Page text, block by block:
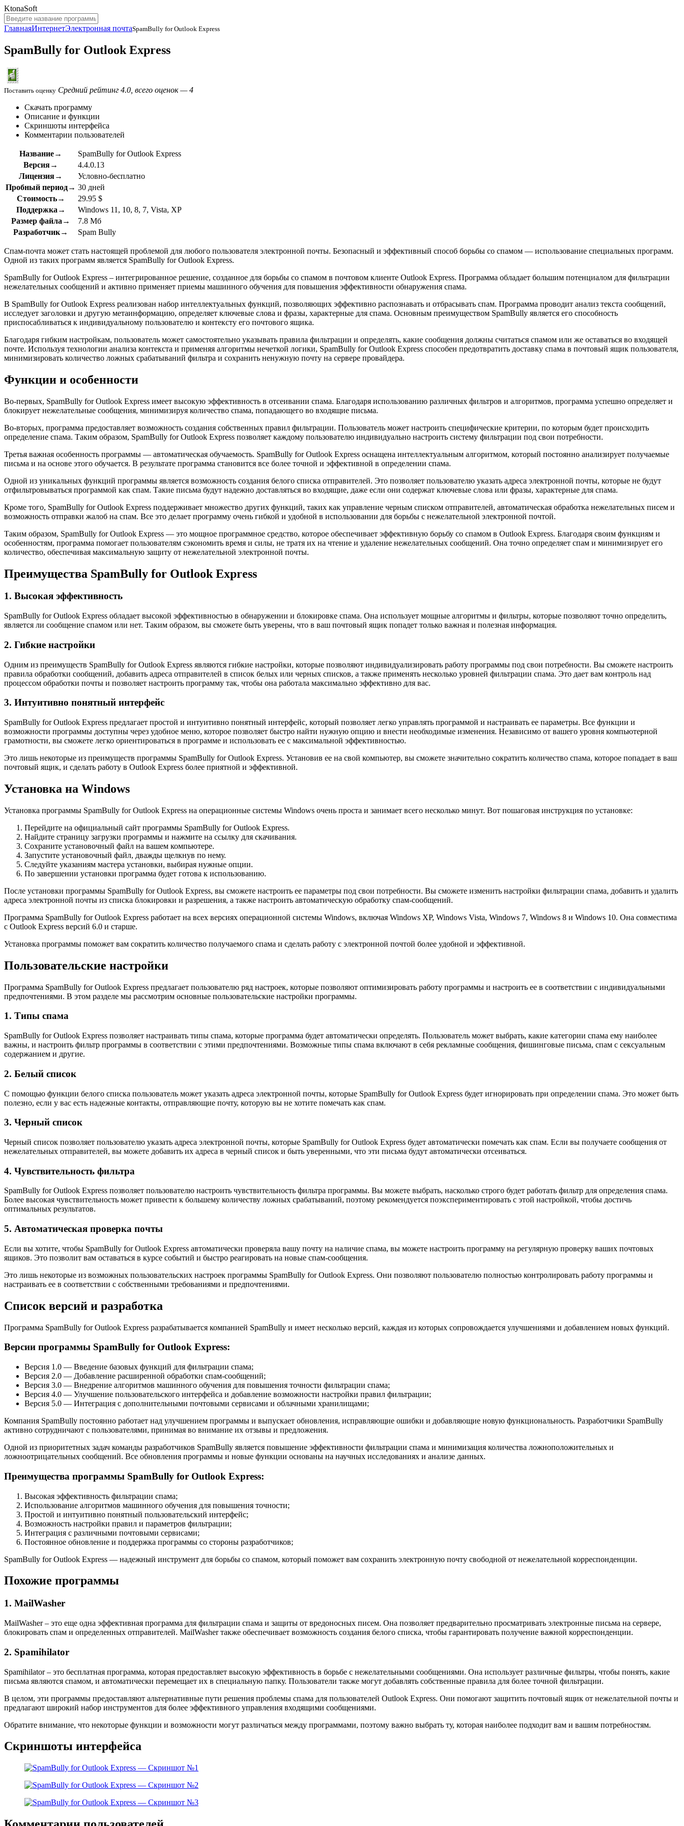
KtonaSoft
ГлавнаяИнтернетЭлектронная почтаSpamBully for Outlook Express
SpamBully for Outlook Express
Поставить оценку Средний рейтинг 4.0, всего оценок — 4
Скачать программу
Описание и функции
Скриншоты интерфейса
Комментарии пользователей
Название→
SpamBully for Outlook Express
Версия→
4.4.0.13
Лицензия→
Условно-бесплатно
Пробный период→ 30 дней
Стоимость→
29.95 $
Поддержка→
Windows 11, 10, 8, 7, Vista, XP
Размер файла→
7.8 Мб
Разработчик→
Spam Bully
Спам-почта может стать настоящей проблемой для любого пользователя электронной почты. Безопасный и эффективный способ борьбы со спамом — использование специальных программ.
Одной из таких программ является SpamBully for Outlook Express.
SpamBully for Outlook Express – интегрированное решение, созданное для борьбы со спамом в почтовом клиенте Outlook Express. Программа обладает большим потенциалом для фильтрации
нежелательных сообщений и активно применяет приемы машинного обучения для повышения эффективности обнаружения спама.
В SpamBully for Outlook Express реализован набор интеллектуальных функций, позволяющих эффективно распознавать и отбрасывать спам. Программа проводит анализ текста сообщений,
исследует заголовки и другую метаинформацию, определяет ключевые слова и фразы, характерные для спама. Основным преимуществом SpamBully является его способность
приспосабливаться к индивидуальному пользователю и контексту его почтового ящика.
Благодаря гибким настройкам, пользователь может самостоятельно указывать правила фильтрации и определять, какие сообщения должны считаться спамом или же оставаться во входящей
почте. Используя технологии анализа контекста и применяя алгоритмы нечеткой логики, SpamBully for Outlook Express способен предотвратить доставку спама в почтовый ящик пользователя,
минимизировать количество ложных срабатываний фильтра и сохранить ненужную почту на сервере провайдера.
Функции и особенности
Во-первых, SpamBully for Outlook Express имеет высокую эффективность в отсеивании спама. Благодаря использованию различных фильтров и алгоритмов, программа успешно определяет и
блокирует нежелательные сообщения, минимизируя количество спама, попадающего во входящие письма.
Во-вторых, программа предоставляет возможность создания собственных правил фильтрации. Пользователь может настроить специфические критерии, по которым будет происходить
определение спама. Таким образом, SpamBully for Outlook Express позволяет каждому пользователю индивидуально настроить систему фильтрации под свои потребности.
Третья важная особенность программы — автоматическая обучаемость. SpamBully for Outlook Express оснащена интеллектуальным алгоритмом, который постоянно анализирует получаемые
письма и на основе этого обучается. В результате программа становится все более точной и эффективной в определении спама.
Одной из уникальных функций программы является возможность создания белого списка отправителей. Это позволяет пользователю указать адреса электронной почты, которые не будут
отфильтровываться программой как спам. Такие письма будут надежно доставляться во входящие, даже если они содержат ключевые слова или фразы, характерные для спама.
Кроме того, SpamBully for Outlook Express поддерживает множество других функций, таких как управление черным списком отправителей, автоматическая обработка нежелательных писем и
возможность отправки жалоб на спам. Все это делает программу очень гибкой и удобной в использовании для борьбы с нежелательной электронной почтой.
Таким образом, SpamBully for Outlook Express — это мощное программное средство, которое обеспечивает эффективную борьбу со спамом в Outlook Express. Благодаря своим функциям и
особенностям, программа помогает пользователям сэкономить время и силы, не тратя их на чтение и удаление нежелательных сообщений. Она точно определяет спам и минимизирует его
количество, обеспечивая максимальную защиту от нежелательной электронной почты.
Преимущества SpamBully for Outlook Express
1. Высокая эффективность
SpamBully for Outlook Express обладает высокой эффективностью в обнаружении и блокировке спама. Она использует мощные алгоритмы и фильтры, которые позволяют точно определить,
является ли сообщение спамом или нет. Таким образом, вы сможете быть уверены, что в ваш почтовый ящик попадет только важная и полезная информация.
2. Гибкие настройки
Одним из преимуществ SpamBully for Outlook Express являются гибкие настройки, которые позволяют индивидуализировать работу программы под свои потребности. Вы сможете настроить
правила обработки сообщений, добавить адреса отправителей в список белых или черных списков, а также применять несколько уровней фильтрации спама. Это дает вам контроль над
процессом обработки почты и позволяет настроить программу так, чтобы она работала максимально эффективно для вас.
3. Интуитивно понятный интерфейс
SpamBully for Outlook Express предлагает простой и интуитивно понятный интерфейс, который позволяет легко управлять программой и настраивать ее параметры. Все функции и
возможности программы доступны через удобное меню, которое позволяет быстро найти нужную опцию и внести необходимые изменения. Независимо от вашего уровня компьютерной
грамотности, вы сможете легко ориентироваться в программе и использовать ее с максимальной эффективностью.
Это лишь некоторые из преимуществ программы SpamBully for Outlook Express. Установив ее на свой компьютер, вы сможете значительно сократить количество спама, которое попадает в ваш
почтовый ящик, и сделать работу в Outlook Express более приятной и эффективной.
Установка на Windows
Установка программы SpamBully for Outlook Express на операционные системы Windows очень проста и занимает всего несколько минут. Вот пошаговая инструкция по установке:
Перейдите на официальный сайт программы SpamBully for Outlook Express.
Найдите страницу загрузки программы и нажмите на ссылку для скачивания.
Сохраните установочный файл на вашем компьютере.
Запустите установочный файл, дважды щелкнув по нему.
Следуйте указаниям мастера установки, выбирая нужные опции.
По завершении установки программа будет готова к использованию.
После установки программы SpamBully for Outlook Express, вы сможете настроить ее параметры под свои потребности. Вы сможете изменить настройки фильтрации спама, добавить и удалить
адреса электронной почты из списка блокировки и разрешения, а также настроить автоматическую обработку спам-сообщений.
Программа SpamBully for Outlook Express работает на всех версиях операционной системы Windows, включая Windows XP, Windows Vista, Windows 7, Windows 8 и Windows 10. Она совместима
с Outlook Express версий 6.0 и старше.
Установка программы поможет вам сократить количество получаемого спама и сделать работу с электронной почтой более удобной и эффективной.
Пользовательские настройки
Программа SpamBully for Outlook Express предлагает пользователю ряд настроек, которые позволяют оптимизировать работу программы и настроить ее в соответствии с индивидуальными
предпочтениями. В этом разделе мы рассмотрим основные пользовательские настройки программы.
1. Типы спама
SpamBully for Outlook Express позволяет настраивать типы спама, которые программа будет автоматически определять. Пользователь может выбрать, какие категории спама ему наиболее
важны, и настроить фильтр программы в соответствии с этими предпочтениями. Возможные типы спама включают в себя рекламные сообщения, фишинговые письма, спам с сексуальным
содержанием и другие.
2. Белый список
С помощью функции белого списка пользователь может указать адреса электронной почты, которые SpamBully for Outlook Express будет игнорировать при определении спама. Это может быть
полезно, если у вас есть надежные контакты, отправляющие почту, которую вы не хотите помечать как спам.
3. Черный список
Черный список позволяет пользователю указать адреса электронной почты, которые SpamBully for Outlook Express будет автоматически помечать как спам. Если вы получаете сообщения от
нежелательных отправителей, вы можете добавить их адреса в черный список и быть уверенными, что эти письма будут автоматически отсеиваться.
4. Чувствительность фильтра
SpamBully for Outlook Express позволяет пользователю настроить чувствительность фильтра программы. Вы можете выбрать, насколько строго будет работать фильтр для определения спама.
Более высокая чувствительность может привести к большему количеству ложных срабатываний, поэтому рекомендуется поэкспериментировать с этой настройкой, чтобы достичь
оптимальных результатов.
5. Автоматическая проверка почты
Если вы хотите, чтобы SpamBully for Outlook Express автоматически проверяла вашу почту на наличие спама, вы можете настроить программу на регулярную проверку ваших почтовых
ящиков. Это позволит вам оставаться в курсе событий и быстро реагировать на новые спам-сообщения.
Это лишь некоторые из возможных пользовательских настроек программы SpamBully for Outlook Express. Они позволяют пользователю полностью контролировать работу программы и
настраивать ее в соответствии с собственными требованиями и предпочтениями.
Список версий и разработка
Программа SpamBully for Outlook Express разрабатывается компанией SpamBully и имеет несколько версий, каждая из которых сопровождается улучшениями и добавлением новых функций.
Версии программы SpamBully for Outlook Express:
Версия 1.0 — Введение базовых функций для фильтрации спама;
Версия 2.0 — Добавление расширенной обработки спам-сообщений;
Версия 3.0 — Внедрение алгоритмов машинного обучения для повышения точности фильтрации спама;
Версия 4.0 — Улучшение пользовательского интерфейса и добавление возможности настройки правил фильтрации;
Версия 5.0 — Интеграция с дополнительными почтовыми сервисами и облачными хранилищами;
Компания SpamBully постоянно работает над улучшением программы и выпускает обновления, исправляющие ошибки и добавляющие новую функциональность. Разработчики SpamBully
активно сотрудничают с пользователями, принимая во внимание их отзывы и предложения.
Одной из приоритетных задач команды разработчиков SpamBully является повышение эффективности фильтрации спама и минимизация количества ложноположительных и
ложноотрицательных сообщений. Все обновления программы и новые функции основаны на научных исследованиях и анализе данных.
Преимущества программы SpamBully for Outlook Express:
Высокая эффективность фильтрации спама;
Использование алгоритмов машинного обучения для повышения точности;
Простой и интуитивно понятный пользовательский интерфейс;
Возможность настройки правил и параметров фильтрации;
Интеграция с различными почтовыми сервисами;
Постоянное обновление и поддержка программы со стороны разработчиков;
SpamBully for Outlook Express — надежный инструмент для борьбы со спамом, который поможет вам сохранить электронную почту свободной от нежелательной корреспонденции.
Похожие программы
1. MailWasher
MailWasher – это еще одна эффективная программа для фильтрации спама и защиты от вредоносных писем. Она позволяет предварительно просматривать электронные письма на сервере,
блокировать спам и определенных отправителей. MailWasher также обеспечивает возможность создания белого списка, чтобы гарантировать получение важной корреспонденции.
2. Spamihilator
Spamihilator – это бесплатная программа, которая предоставляет высокую эффективность в борьбе с нежелательными сообщениями. Она использует различные фильтры, чтобы понять, какие
письма являются спамом, и автоматически перемещает их в специальную папку. Пользователи также могут добавлять собственные правила для более точной фильтрации.
В целом, эти программы предоставляют альтернативные пути решения проблемы спама для пользователей Outlook Express. Они помогают защитить почтовый ящик от нежелательной почты и
предлагают широкий набор инструментов для более эффективного управления входящими сообщениями.
Обратите внимание, что некоторые функции и возможности могут различаться между программами, поэтому важно выбрать ту, которая наиболее подходит вам и вашим потребностям.
Скриншоты интерфейса